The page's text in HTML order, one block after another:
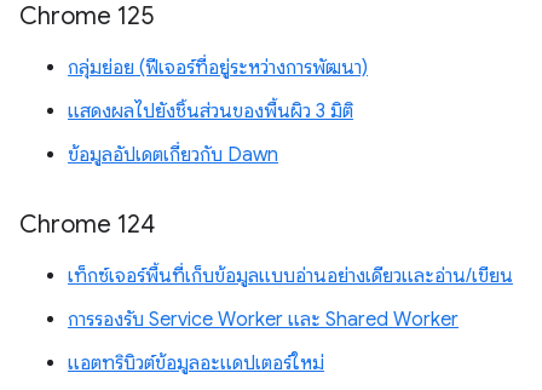
Chrome 125
กลุ่มย่อย (ฟีเจอร์ที่อยู่ระหว่างการพัฒนา)
แสดงผลไปยังชิ้นส่วนของพื้นผิว 3 มิติ
ข้อมูลอัปเดตเกี่ยวกับ Dawn
Chrome 124
เท็กซ์เจอร์พื้นที่เก็บข้อมูลแบบอ่านอย่างเดียวและอ่าน/เขียน
การรองรับ Service Worker และ Shared Worker
แอตทริบิวต์ข้อมูลอะแดปเตอร์ใหม่